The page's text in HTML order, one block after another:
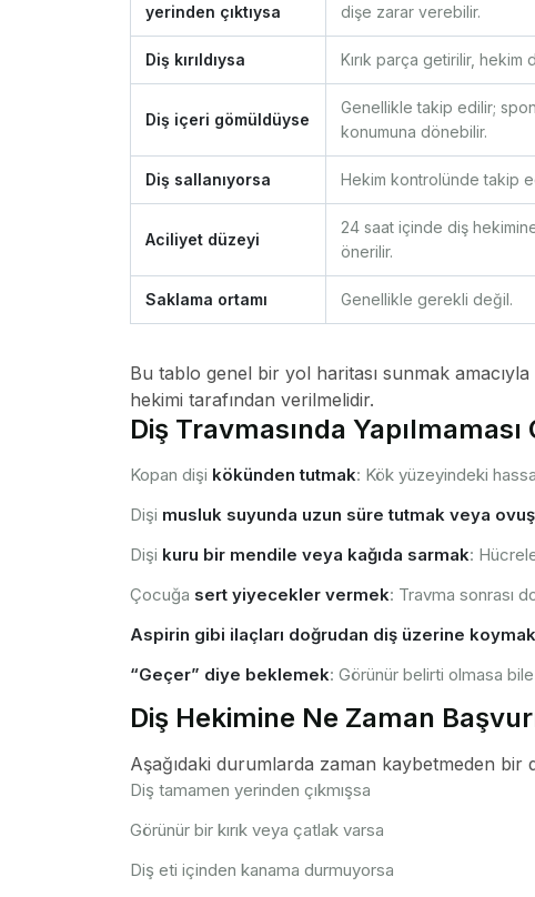
yerinden çıktıysa
dişe zarar verebilir.
Diş kırıldıysa Kırık parça getirilir, hekim
Diş içeri gömüldüyse
Genellikle takip edilir;
konumuna dönebilir.
Diş sallanıyorsa Hekim kontrolünde takip
Aciliyet düzeyi
24 saat içinde diş
önerilir.
Saklama ortamı Genellikle gerekli değil.
Bu tablo genel bir yol haritası sunmak
hekimi tarafından verilmelidir.
Diş Travmasında
Kopan dişi kökünden tutmak: Kök yüzeyindeki
Dişi musluk suyunda uzun süre tutmak veya
Dişi kuru bir mendile veya kağıda sarmak:
Çocuğa sert yiyecekler vermek: Travma sonrası
Aspirin gibi ilaçları doğrudan diş üzerine koymak
“Geçer” diye beklemek: Görünür belirti olmasa
Diş Hekimine Ne Zaman
Aşağıdaki durumlarda zaman kaybetmeden bir
Diş tamamen yerinden çıkmışsa
Görünür bir kırık veya çatlak varsa
Diş eti içinden kanama durmuyorsa